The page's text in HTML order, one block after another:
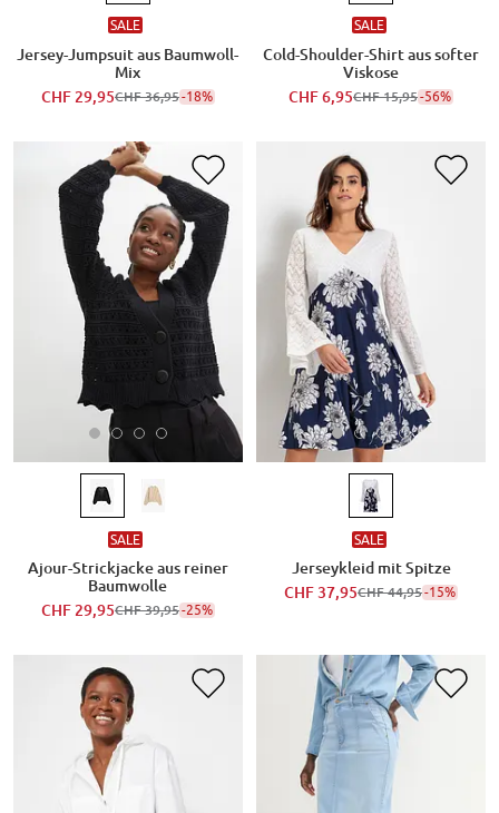
SALE
Jersey-Jumpsuit aus Baumwoll-
Mix
CHF 29,95CHF 36,95-18%
SALE
Cold-Shoulder-Shirt aus softer
Viskose
CHF 6,95CHF 15,95-56%
SALE
Ajour-Strickjacke aus reiner
Baumwolle
CHF 29,95CHF 39,95-25%
SALE
Jerseykleid mit Spitze
CHF 37,95CHF 44,95-15%